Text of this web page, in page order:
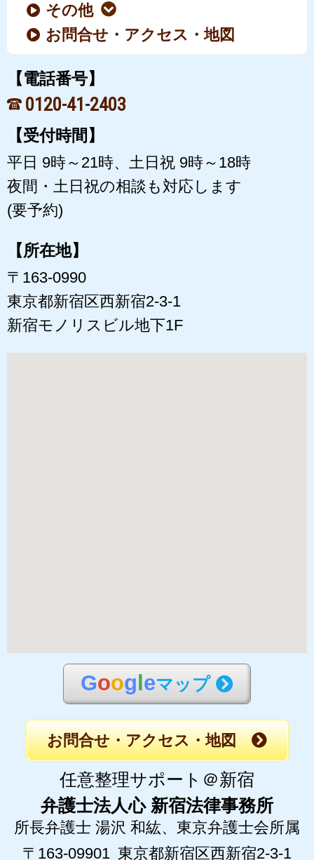
その他
お問合せ・アクセス・地図
【電話番号】
0120-41-2403
【受付時間】
平日 9時～21時、土日祝 9時～18時
夜間・土日祝の相談も対応します
(要予約)
【所在地】
〒163-0990
東京都新宿区西新宿2-3-1
新宿モノリスビル地下1F
Goog eマップ
お問合せ・アクセス・地図
任意整理サポート＠新宿
弁護士法人心 新宿法律事務所
所長弁護士 湯沢 和紘、 東京弁護士会所属
〒163-09901 東京都新宿区西新宿2-3-1